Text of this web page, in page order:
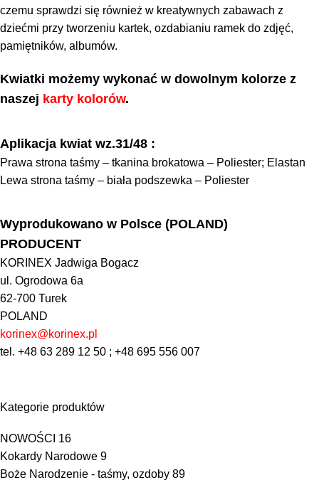
czemu sprawdzi się również w kreatywnych zabawach z
dziećmi przy tworzeniu kartek, ozdabianiu ramek do zdjęć,
pamiętników, albumów.
Kwiatki możemy wykonać w dowolnym kolorze z
naszej karty kolorów.
Aplikacja kwiat wz.31/48 :
Prawa strona taśmy – tkanina brokatowa – Poliester; Elastan
Lewa strona taśmy – biała podszewka – Poliester
Wyprodukowano w Polsce (POLAND)
PRODUCENT
KORINEX Jadwiga Bogacz
ul. Ogrodowa 6a
62-700 Turek
POLAND
korinex@korinex.pl
tel. +48 63 289 12 50 ; +48 695 556 007
Kategorie produktów
NOWOŚCI 16
Kokardy Narodowe 9
Boże Narodzenie - taśmy, ozdoby 89